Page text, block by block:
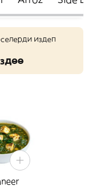
издеп